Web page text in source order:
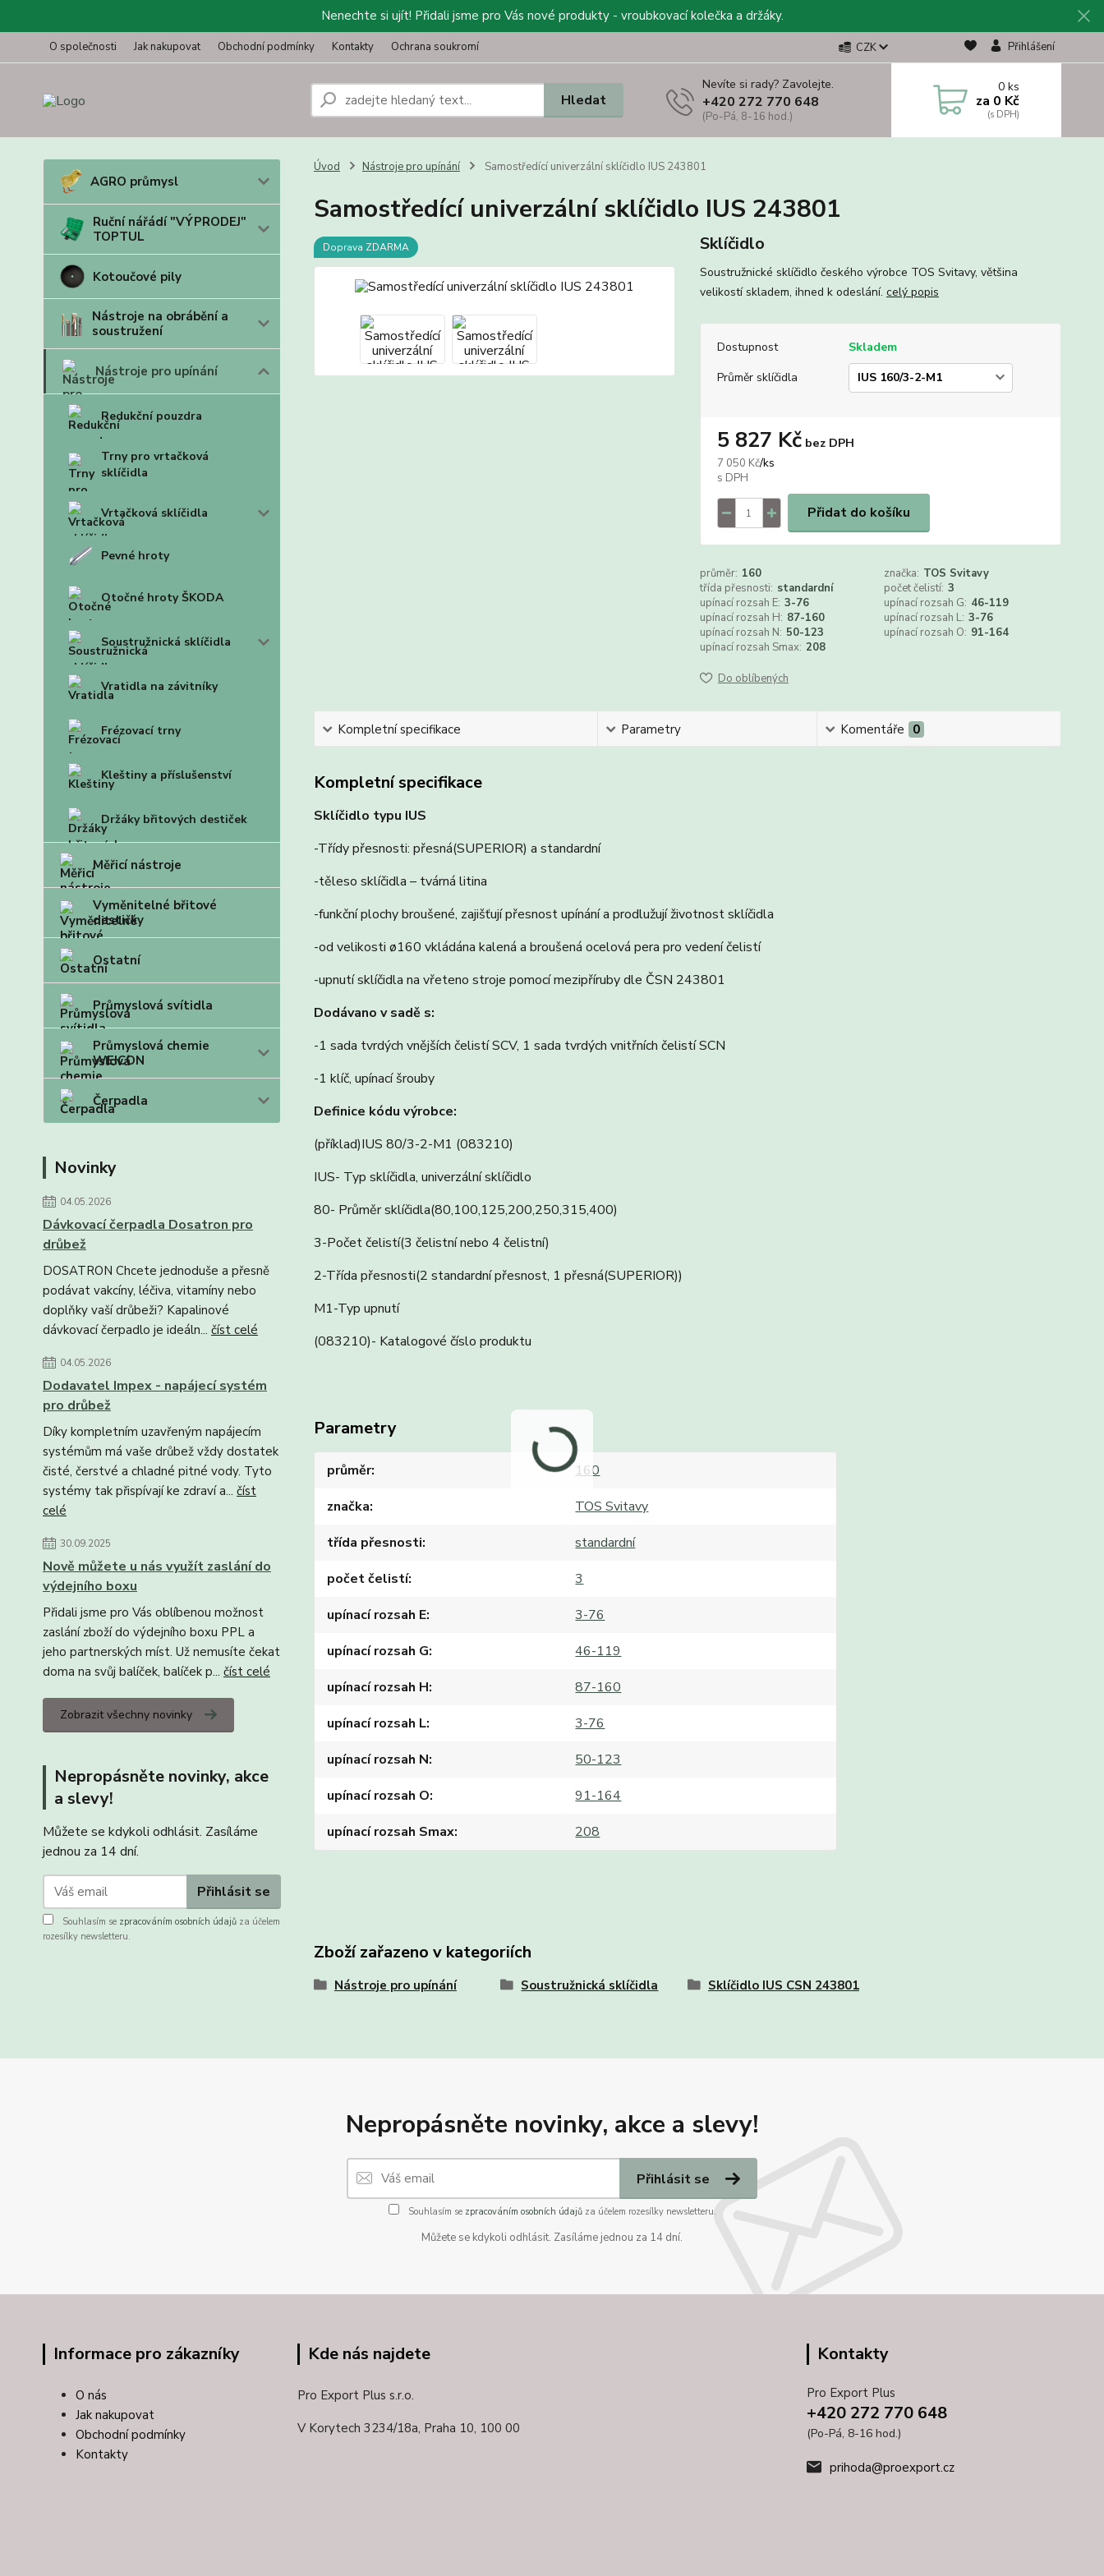
Nenechte si ujít! Přidali jsme pro Vás nové produkty - vroubkovací kolečka a držáky.
O společnosti Jak nakupovat Obchodní podmínky Kontakty Ochrana soukromí CZK Přihlášení
Hledat
Nevíte si rady? Zavolejte.
+420 272 770 648
(Po-Pá, 8-16 hod.)
0ks
za 0 Kč
AGRO průmysl
Ruční nářádí "VÝPRODEJ"
TOPTUL
Kotoučové pily
Nástroje na obrábění a
soustružení
Nástroje pro upínání
Redukční pouzdra
Trny pro vrtačková
sklíčidla
Vrtačková sklíčidla
Pevné hroty
Otočné hroty ŠKODA
Soustružnická sklíčidla
Vratidla na závitníky
Frézovací trny
Kleštiny a příslušenství
Držáky břitových destiček
Měřicí nástroje
Vyměnitelné břitové
destičky
Ostatní
Průmyslová svítidla
Průmyslová chemie
WEICON
Čerpadla
Novinky
04.05.2026
Dávkovací čerpadla Dosatron pro
drůbež
DOSATRON Chcete jednoduše a přesně
podávat vakcíny, léčiva, vitamíny nebo
doplňky vaší drůbeži? Kapalinové
dávkovací čerpadlo je ideáln... číst celé
04.05.2026
Dodavatel Impex - napájecí systém
pro drůbež
Díky kompletním uzavřeným napájecím
systémům má vaše drůbež vždy dostatek
čisté, čerstvé a chladné pitné vody. Tyto
systémy tak přispívají ke zdraví a... číst
celé
30.09.2025
Nově můžete u nás využít zaslání do
výdejního boxu
Přidali jsme pro Vás oblíbenou možnost
zaslání zboží do výdejního boxu PPL a
jeho partnerských míst. Už nemusíte čekat
doma na svůj balíček, balíček p... číst celé
Zobrazit všechny novinky
Nepropásněte novinky, akce
a slevy!
Můžete se kdykoli odhlásit. Zasíláme
jednou za 14 dní.
Přihlásit se
Souhlasím se zpracováním osobních údajů za účelem
rozesílky newsletteru.
Úvod Nástroje pro upínání Samostředící univerzální sklíčidlo IUS 243801
Samostředící univerzální sklíčidlo IUS 243801
Doprava ZDARMA Sklíčidlo
Soustružnické sklíčidlo českého výrobce TOS Svitavy, většina
velikostí skladem, ihned k odeslání. celý popis
Dostupnost
Skladem
Průměr sklíčidla
7 050 Kč/ks
5 827 Kč bez DPH
Přidat do košíku
průměr: 160 značka: TOS Svitavy
třída přesnosti: standardní počet čelistí: 3
upínací rozsah E: 3-76 upínací rozsah G: 46-119
upínací rozsah H: 87-160 upínací rozsah L: 3-76
upínací rozsah N: 50-123 upínací rozsah O: 91-164
upínací rozsah Smax: 208
Do oblíbených
Kompletní specifikace Parametry Komentáře 0
Kompletní specifikace
Sklíčidlo typu IUS
-Třídy přesnosti: přesná(SUPERIOR) a standardní
-těleso sklíčidla – tvárná litina
-funkční plochy broušené, zajišťují přesnost upínání a prodlužují životnost sklíčidla
-od velikosti ø160 vkládána kalená a broušená ocelová pera pro vedení čelistí
-upnutí sklíčidla na vřeteno stroje pomocí mezipříruby dle ČSN 243801
Dodávano v sadě s:
-1 sada tvrdých vnějších čelistí SCV, 1 sada tvrdých vnitřních čelistí SCN
-1 klíč, upínací šrouby
Definice kódu výrobce:
(příklad)IUS 80/3-2-M1 (083210)
IUS- Typ sklíčidla, univerzální sklíčidlo
80- Průměr sklíčidla(80,100,125,200,250,315,400)
3-Počet čelistí(3 čelistní nebo 4 čelistní)
2-Třída přesnosti(2 standardní přesnost, 1 přesná(SUPERIOR))
M1-Typ upnutí
(083210)- Katalogové číslo produktu
Parametry
průměr
160
značka
TOS Svitavy
třída přesnosti
standardní
počet čelistí
3
upínací rozsah E
3-76
upínací rozsah G
46-119
upínací rozsah H
87-160
upínací rozsah L
3-76
upínací rozsah N
50-123
upínací rozsah O
91-164
upínací rozsah Smax
208
Zboží zařazeno v kategoriích
Nástroje pro upínání Soustružnická sklíčidla Sklíčidlo IUS CSN 243801
Nepropásněte novinky, akce a slevy!
Přihlásit se
Souhlasím se zpracováním osobních údajůza účelem rozesílky newsletteru.
Můžete se kdykoli odhlásit. Zasíláme jednou za 14 dní.
Informace pro zákazníky
O nás
Jak nakupovat
Obchodní podmínky
Kontakty
Kde nás najdete
Pro Export Plus s.r.o.
V Korytech 3234/18a, Praha 10, 100 00
Kontakty
Pro Export Plus
+420 272 770 648
(Po-Pá, 8-16 hod.)
prihoda@proexport.cz